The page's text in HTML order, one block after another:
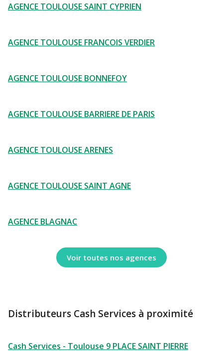
AGENCE TOULOUSE SAINT CYPRIEN
AGENCE TOULOUSE FRANCOIS VERDIER
AGENCE TOULOUSE BONNEFOY
AGENCE TOULOUSE BARRIERE DE PARIS
AGENCE TOULOUSE ARENES
AGENCE TOULOUSE SAINT AGNE
AGENCE BLAGNAC
Voir toutes nos agences
Distributeurs Cash Services à proximité
Cash Services - Toulouse 9 PLACE SAINT PIERRE